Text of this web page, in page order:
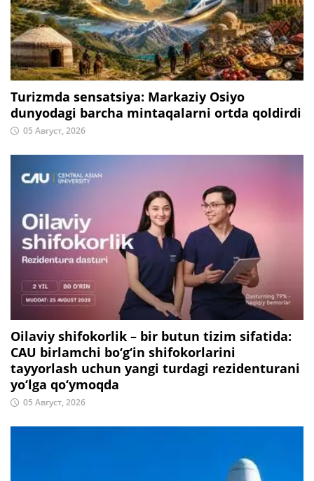
Turizmda sensatsiya: Markaziy Osiyo
dunyodagi barcha mintaqalarni ortda qoldirdi
05 Август, 2026
Oilaviy shifokorlik – bir butun tizim sifatida:
CAU birlamchi bo‘g‘in shifokorlarini
tayyorlash uchun yangi turdagi rezidenturani
yo‘lga qo‘ymoqda
05 Август, 2026